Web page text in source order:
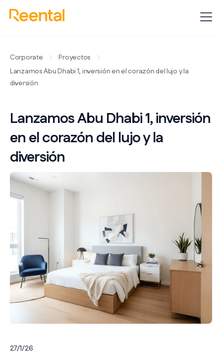
Corporate
Proyectos
Lanzamos Abu Dhabi 1, inversión en el corazón del lujo y la
diversión
Lanzamos Abu Dhabi 1, inversión
en el corazón del lujo y la
diversión
27/1/26